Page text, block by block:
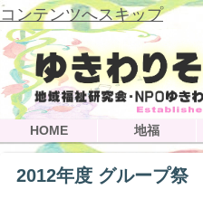
コンテンツへスキップ
HOME 地福
2012年度 グループ祭